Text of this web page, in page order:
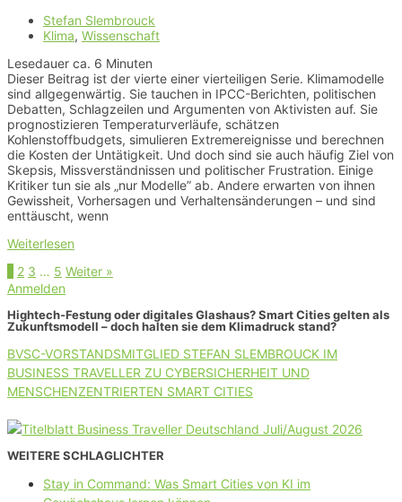
Stefan Slembrouck
Klima, Wissenschaft
Lesedauer ca. 6 Minuten
Dieser Beitrag ist der vierte einer vierteiligen Serie. Klimamodelle
sind allgegenwärtig. Sie tauchen in IPCC-Berichten, politischen
Debatten, Schlagzeilen und Argumenten von Aktivisten auf. Sie
prognostizieren Temperaturverläufe, schätzen
Kohlenstoffbudgets, simulieren Extremereignisse und berechnen
die Kosten der Untätigkeit. Und doch sind sie auch häufig Ziel von
Skepsis, Missverständnissen und politischer Frustration. Einige
Kritiker tun sie als „nur Modelle” ab. Andere erwarten von ihnen
Gewissheit, Vorhersagen und Verhaltensänderungen – und sind
enttäuscht, wenn
Weiterlesen
Seite
Seite
2 Seite
3 … Seite
5 Weiter »
Anmelden
Hightech-Festung oder digitales Glashaus? Smart Cities gelten als
Zukunftsmodell – doch halten sie dem Klimadruck stand?
BVSC-VORSTANDSMITGLIED STEFAN SLEMBROUCK IM
BUSINESS TRAVELLER ZU CYBERSICHERHEIT UND
MENSCHENZENTRIERTEN SMART CITIES
WEITERE SCHLAGLICHTER
Stay in Command: Was Smart Cities von KI im